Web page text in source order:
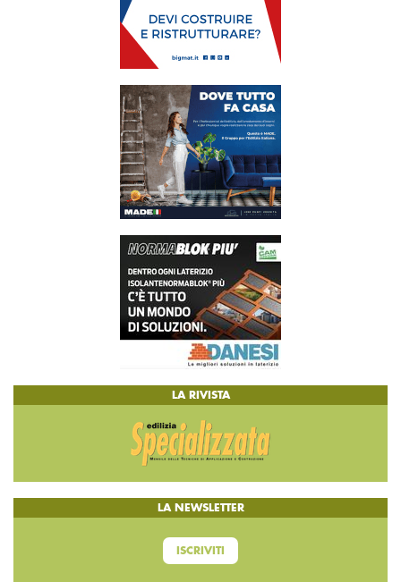
LA RIVISTA
LA NEWSLETTER
ISCRIVITI